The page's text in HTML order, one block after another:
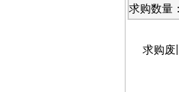
求购数量：
求购废